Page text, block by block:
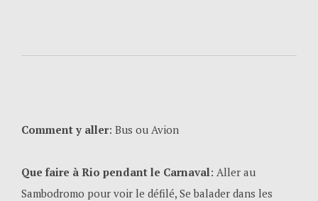
Comment y aller: Bus ou Avion
Que faire à Rio pendant le Carnaval: Aller au
Sambodromo pour voir le défilé, Se balader dans les